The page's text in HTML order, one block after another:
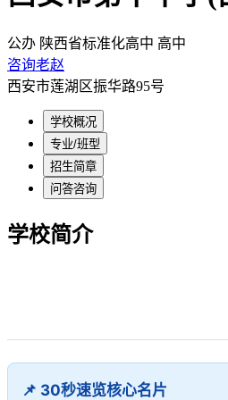
公办 陕西省标准化高中 高中
咨询老赵
西安市莲湖区振华路95号
学校概况
专业/班型
招生简章
问答咨询
学校简介
📌 30秒速览核心名片